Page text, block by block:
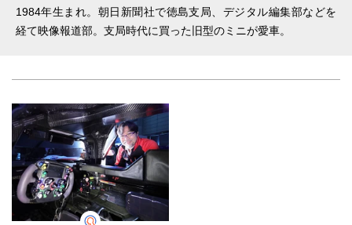
1984年生まれ。朝日新聞社で徳島支局、デジタル編集部などを
経て映像報道部。支局時代に買った旧型のミニが愛車。